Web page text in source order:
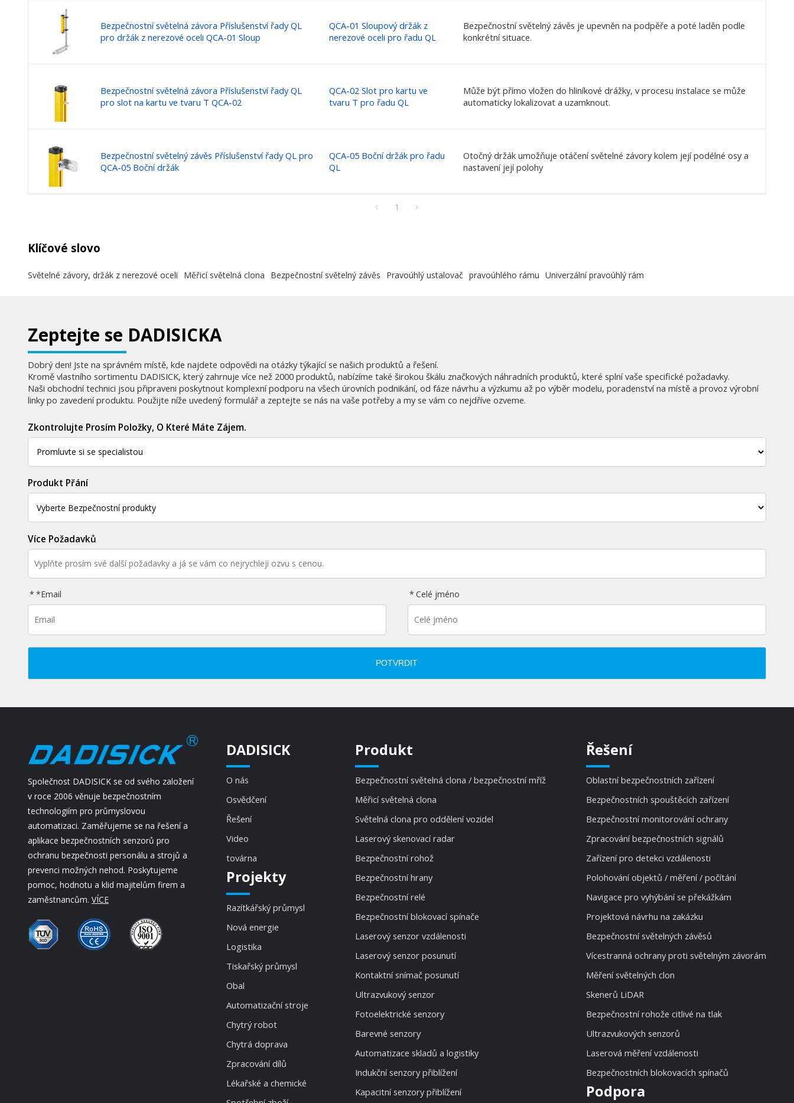
Bezpečnostní světelná závora Příslušenství řady QL
pro držák z nerezové oceli QCA-01 Sloup
QCA-01 Sloupový držák z
nerezové oceli pro řadu QL
Bezpečnostní světelný závěs je upevněn na podpěře a poté laděn podle
konkrétní situace.
Bezpečnostní světelná závora Příslušenství řady QL
pro slot na kartu ve tvaru T QCA-02
QCA-02 Slot pro kartu ve
tvaru T pro řadu QL
Může být přímo vložen do hliníkové drážky, v procesu instalace se může
automaticky lokalizovat a uzamknout.
Bezpečnostní světelný závěs Příslušenství řady QL pro
QCA-05 Boční držák
QCA-05 Boční držák pro řadu
QL
Otočný držák umožňuje otáčení světelné závory kolem její podélné osy a
nastavení její polohy
1
Klíčové slovo
Světelné závory, držák z nerezové oceli Měřicí světelná clona Bezpečnostní světelný závěs Pravoúhlý ustalovač pravoúhlého rámu Univerzální pravoúhlý rám
Zeptejte se DADISICKA
Dobrý den! Jste na správném místě, kde najdete odpovědi na otázky týkající se našich produktů a řešení.
Kromě vlastního sortimentu DADISICK, který zahrnuje více než 2000 produktů, nabízíme také širokou škálu značkových náhradních produktů, které splní vaše specifické požadavky.
Naši obchodní technici jsou připraveni poskytnout komplexní podporu na všech úrovních podnikání, od fáze návrhu a výzkumu až po výběr modelu, poradenství na místě a provoz výrobní
linky po zavedení produktu. Použijte níže uvedený formulář a zeptejte se nás na vaše potřeby a my se vám co nejdříve ozveme.
Zkontrolujte Prosím Položky, O Které Máte Zájem.
Produkt Přání
Více Požadavků
*Email Celé jméno
POTVRDIT
Společnost DADISICK se od svého založení
v roce 2006 věnuje bezpečnostním
technologiím pro průmyslovou
automatizaci. Zaměřujeme se na řešení a
aplikace bezpečnostních senzorů pro
ochranu bezpečnosti personálu a strojů a
prevenci možných nehod. Poskytujeme
pomoc, hodnotu a klid majitelům firem a
zaměstnancům. VÍCE
DADISICK
O nás
Osvědčení
Řešení
Video
továrna
Projekty
Razítkářský průmysl
Nová energie
Logistika
Tiskařský průmysl
Obal
Automatizační stroje
Chytrý robot
Chytrá doprava
Zpracování dílů
Lékařské a chemické
Produkt
Bezpečnostní světelná clona / bezpečnostní mříž
Měřicí světelná clona
Světelná clona pro oddělení vozidel
Laserový skenovací radar
Bezpečnostní rohož
Bezpečnostní hrany
Bezpečnostní relé
Bezpečnostní blokovací spínače
Laserový senzor vzdálenosti
Laserový senzor posunutí
Kontaktní snímač posunutí
Ultrazvukový senzor
Fotoelektrické senzory
Barevné senzory
Automatizace skladů a logistiky
Indukční senzory přiblížení
Kapacitní senzory přiblížení
Řešení
Oblastní bezpečnostních zařízení
Bezpečnostních spouštěcích zařízení
Bezpečnostní monitorování ochrany
Zpracování bezpečnostních signálů
Zařízení pro detekci vzdálenosti
Polohování objektů / měření / počítání
Navigace pro vyhýbání se překážkám
Projektová návrhu na zakázku
Bezpečnostní světelných závěsů
Vícestranná ochrany proti světelným závorám
Měření světelných clon
Skenerů LiDAR
Bezpečnostní rohože citlivé na tlak
Ultrazvukových senzorů
Laserová měření vzdálenosti
Bezpečnostních blokovacích spínačů
Podpora